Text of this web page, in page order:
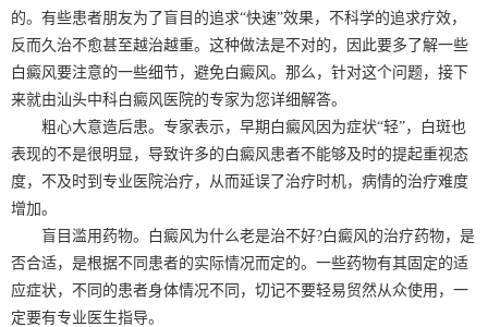
的。有些患者朋友为了盲目的追求“快速”效果，不科学的追求疗效，
反而久治不愈甚至越治越重。这种做法是不对的，因此要多了解一些
白癜风要注意的一些细节，避免白癜风。那么，针对这个问题，接下
来就由汕头中科白癜风医院的专家为您详细解答。
粗心大意造后患。专家表示，早期白癜风因为症状“轻”，白斑也
表现的不是很明显，导致许多的白癜风患者不能够及时的提起重视态
度，不及时到专业医院治疗，从而延误了治疗时机，病情的治疗难度
增加。
盲目滥用药物。白癜风为什么老是治不好?白癜风的治疗药物，是
否合适，是根据不同患者的实际情况而定的。一些药物有其固定的适
应症状，不同的患者身体情况不同，切记不要轻易贸然从众使用，一
定要有专业医生指导。